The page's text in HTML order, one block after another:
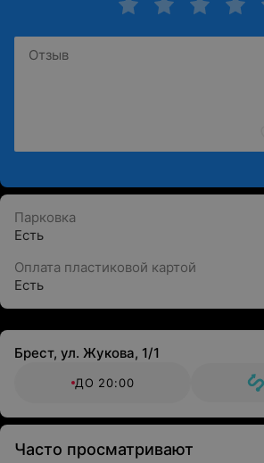
Парковка
Есть
Оплата пластиковой картой
Есть
Брест, ул. Жукова, 1/1
ДО 20:00
Часто просматривают